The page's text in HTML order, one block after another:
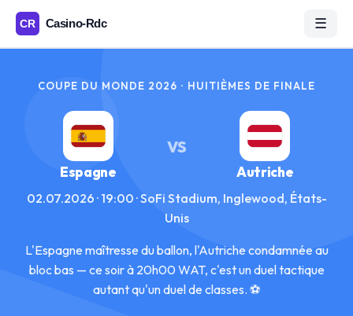
☰
COUPE DU MONDE 2026 · HUITIÈMES DE FINALE
Espagne
VS
Autriche
02.07.2026 · 19:00 · SoFi Stadium, Inglewood, États-
Unis
L'Espagne maîtresse du ballon, l'Autriche condamnée au
bloc bas — ce soir à 20h00 WAT, c'est un duel tactique
autant qu'un duel de classes. ⚽